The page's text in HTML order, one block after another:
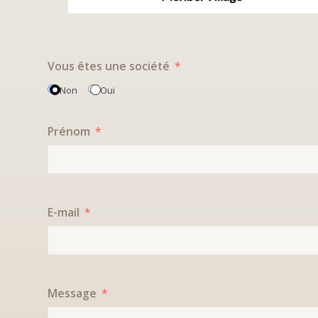
Vous êtes une société
Non Oui
Prénom
E-mail
Message